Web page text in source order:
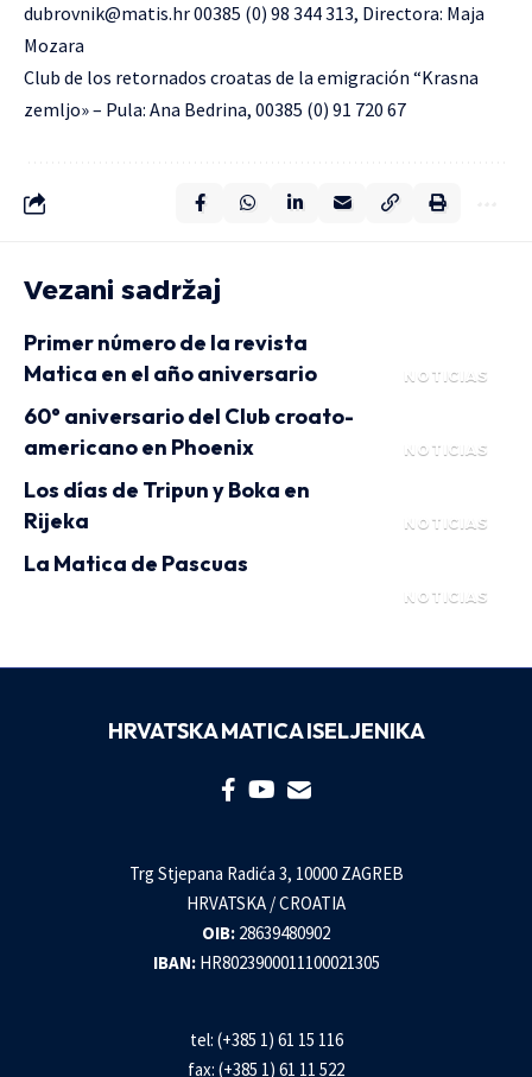
dubrovnik@matis.hr00385 (0) 98 344 313, Directora: Maja
Mozara
Club de los retornados croatas de la emigración “Krasna
zemljo» – Pula: Ana Bedrina, 00385 (0) 91 720 67
Vezani sadržaj
NOTICIAS
Primer número de la revista
Matica en el año aniversario
NOTICIAS
60° aniversario del Club croato-
americano en Phoenix
NOTICIAS
Los días de Tripun y Boka en
Rijeka
NOTICIAS
La Matica de Pascuas
HRVATSKA MATICA ISELJENIKA
Trg Stjepana Radića 3, 10000 ZAGREB
HRVATSKA / CROATIA
OIB: 28639480902
IBAN: HR8023900011100021305
tel: (+385 1) 61 15 116
fax: (+385 1) 61 11 522